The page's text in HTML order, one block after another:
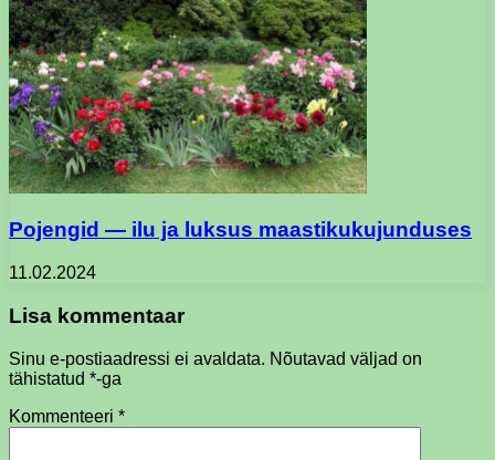
Pojengid — ilu ja luksus maastikukujunduses
11.02.2024
Lisa kommentaar
Sinu e-postiaadressi ei avaldata. Nõutavad väljad on
tähistatud *-ga
Kommenteeri *